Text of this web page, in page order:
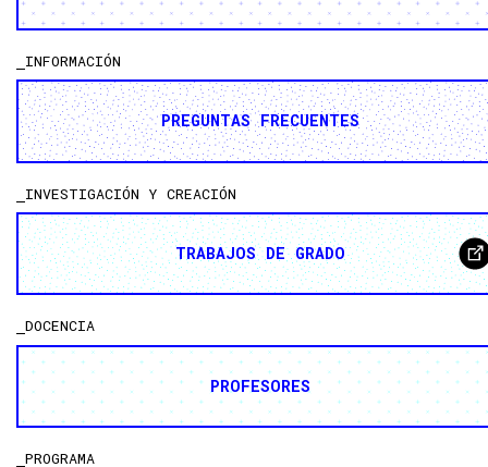
INFORMACIÓN
PREGUNTAS FRECUENTES
INVESTIGACIÓN Y CREACIÓN
TRABAJOS DE GRADO
DOCENCIA
PROFESORES
PROGRAMA